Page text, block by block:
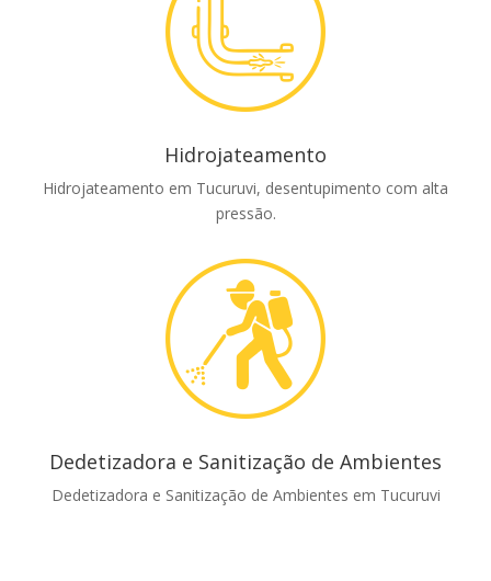
Hidrojateamento
Hidrojateamento em Tucuruvi, desentupimento com alta
pressão.
Dedetizadora e Sanitização de Ambientes
Dedetizadora e Sanitização de Ambientes em Tucuruvi